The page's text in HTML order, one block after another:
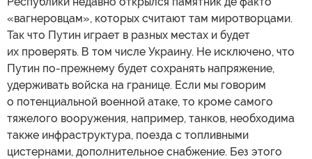
«вагнеровцам», которых считают там миротворцами.
Так что Путин играет в разных местах и будет
их проверять. В том числе Украину. Не исключено, что
Путин по-прежнему будет сохранять напряжение,
удерживать войска на границе. Если мы говорим
о потенциальной военной атаке, то кроме самого
тяжелого вооружения, например, танков, необходима
также инфраструктура, поезда с топливными
цистернами, дополнительное снабжение. Без этого